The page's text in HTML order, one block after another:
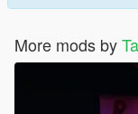
More mods by